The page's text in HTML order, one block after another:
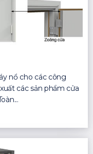
nổ cho các công
các sản phẩm cửa